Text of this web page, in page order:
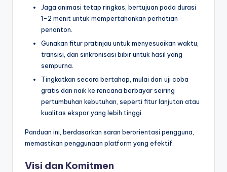
Jaga animasi tetap ringkas, bertujuan pada durasi
1-2 menit untuk mempertahankan perhatian
penonton.
Gunakan fitur pratinjau untuk menyesuaikan waktu,
transisi, dan sinkronisasi bibir untuk hasil yang
sempurna.
Tingkatkan secara bertahap, mulai dari uji coba
gratis dan naik ke rencana berbayar seiring
pertumbuhan kebutuhan, seperti fitur lanjutan atau
kualitas ekspor yang lebih tinggi.
Panduan ini, berdasarkan saran berorientasi pengguna,
memastikan penggunaan platform yang efektif.
Visi dan Komitmen